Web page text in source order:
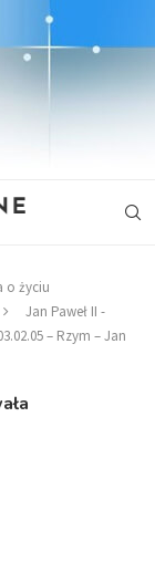
o życiu
Jan Paweł II -
– Rzym – Jan